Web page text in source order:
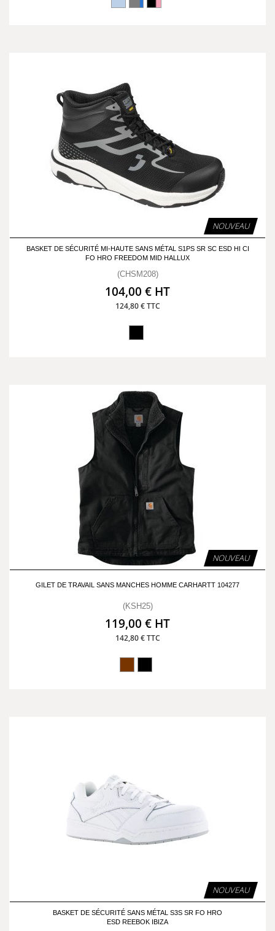
NOUVEAU
BASKET DE SÉCURITÉ MI-HAUTE SANS MÉTAL S1PS SR SC ESD HI CI
FO HRO FREEDOM MID HALLUX
(CHSM208)
104,00 € HT
124,80 € TTC
NOUVEAU
GILET DE TRAVAIL SANS MANCHES HOMME CARHARTT 104277
(KSH25)
119,00 € HT
142,80 € TTC
NOUVEAU
BASKET DE SÉCURITÉ SANS MÉTAL S3S SR FO HRO
ESD REEBOK IBIZA